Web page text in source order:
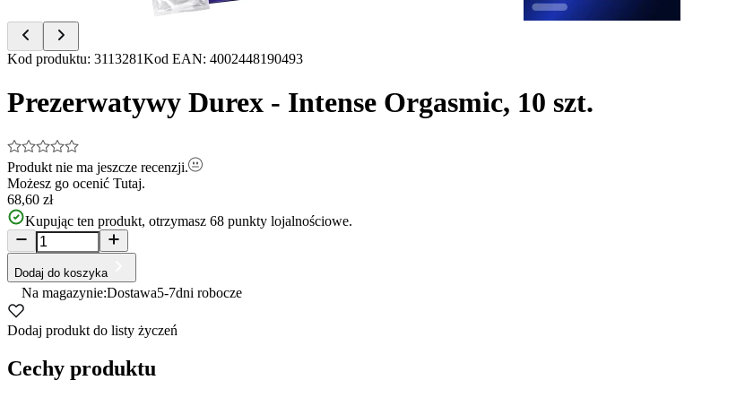
Item
of
Kod produktu: 3113281Kod EAN: 4002448190493
Prezerwatywy Durex - Intense Orgasmic, 10 szt.
Produkt nie ma jeszcze recenzji.
Możesz go ocenić Tutaj.
68,60 zł
Kupując ten produkt, otrzymasz 68 punkty lojalnościowe.
Dodaj do koszyka
Na magazynie:Dostawa5-7dni robocze
Dodaj produkt do listy życzeń
Cechy produktu